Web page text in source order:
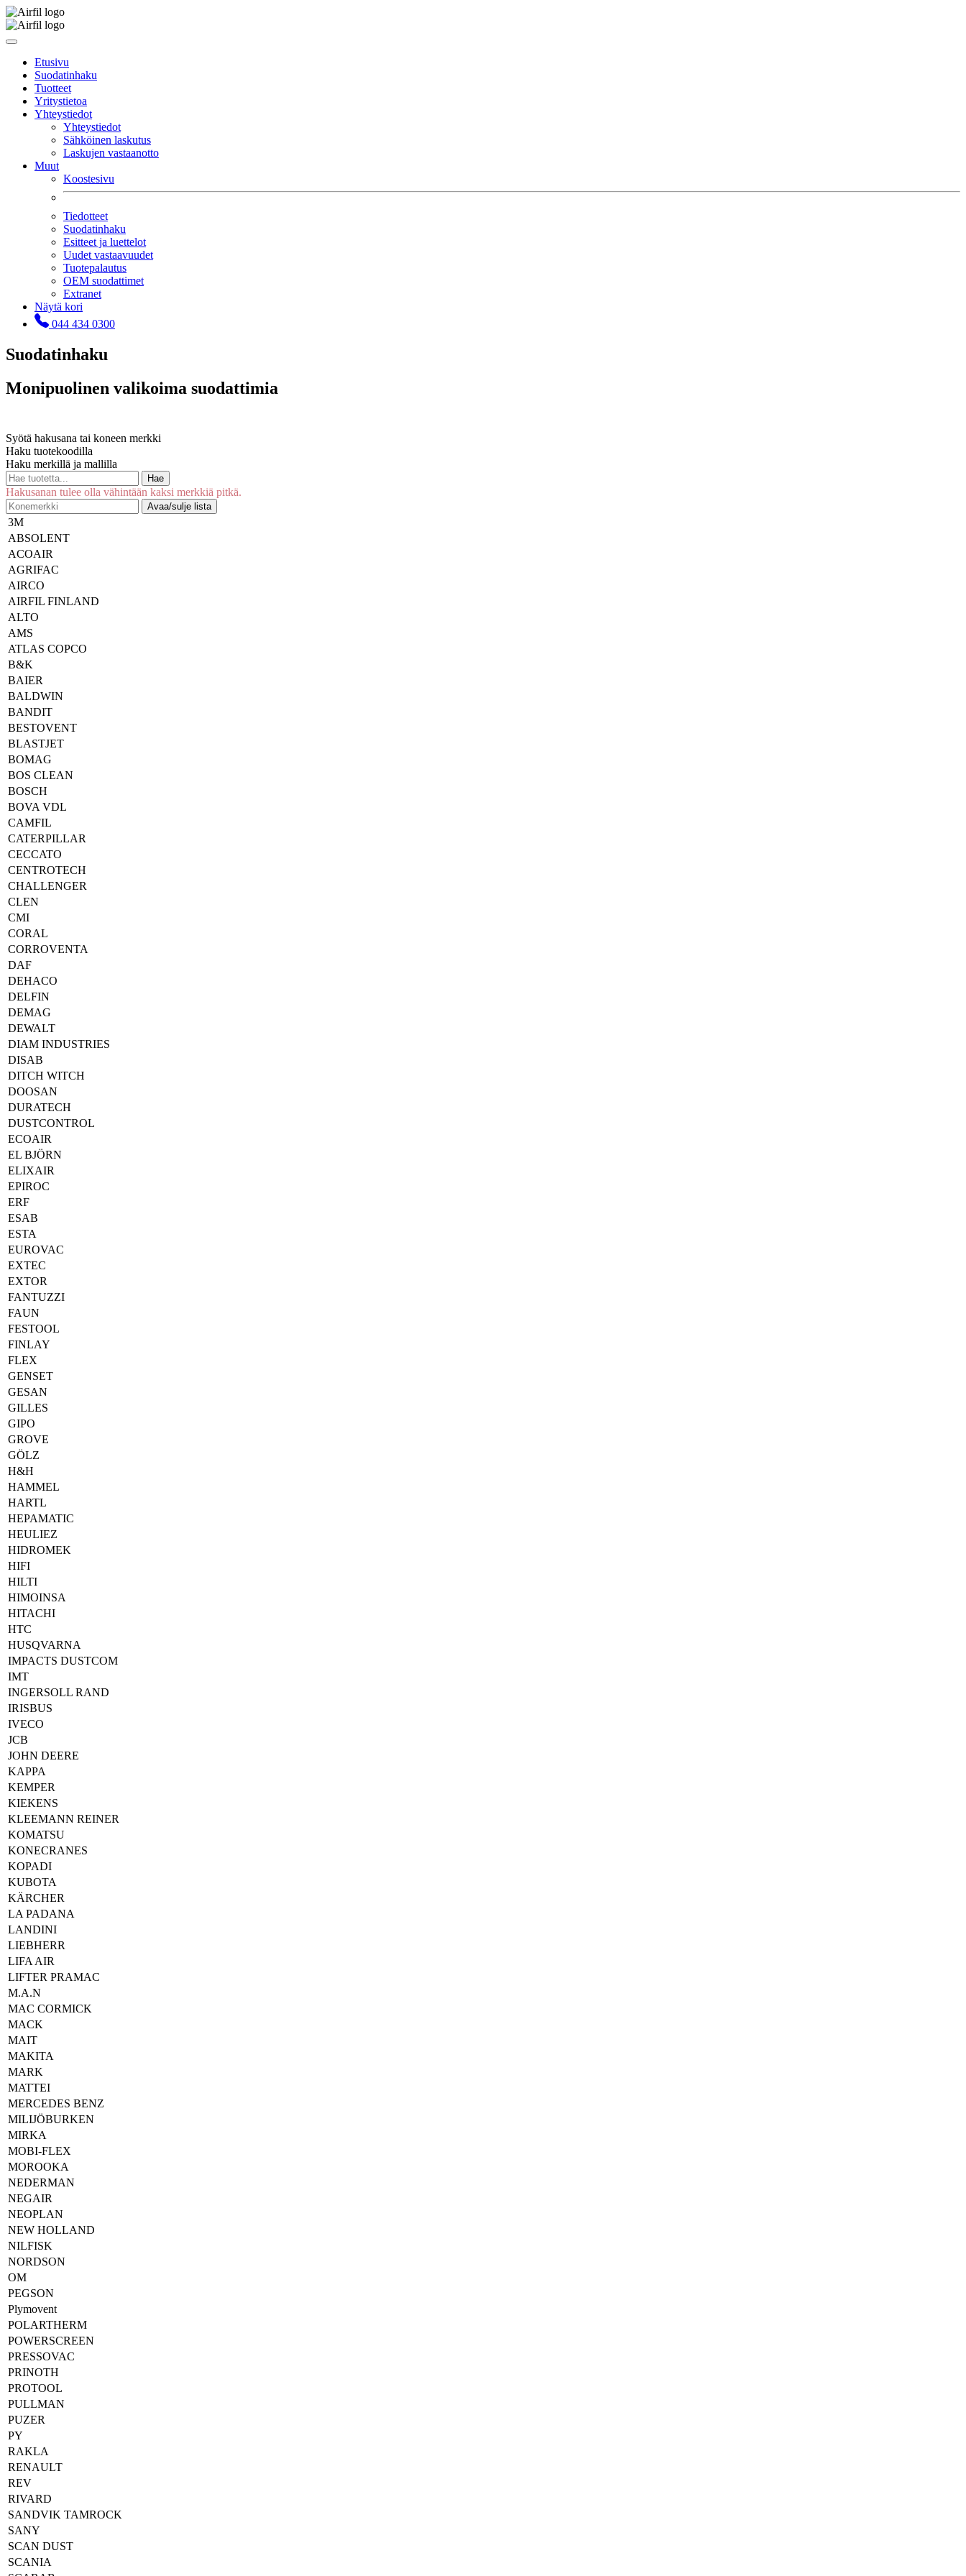
Etusivu
Suodatinhaku
Tuotteet
Yritystietoa
Yhteystiedot
Yhteystiedot
Sähköinen laskutus
Laskujen vastaanotto
Muut
Koostesivu
Tiedotteet
Suodatinhaku
Esitteet ja luettelot
Uudet vastaavuudet
Tuotepalautus
OEM suodattimet
Extranet
Näytä kori
044 434 0300
Suodatinhaku
Monipuolinen valikoima suodattimia
Syötä hakusana tai koneen merkki
Haku tuotekoodilla
Haku merkillä ja mallilla
Hae
Hakusanan tulee olla vähintään kaksi merkkiä pitkä.
Avaa/sulje lista
3M
ABSOLENT
ACOAIR
AGRIFAC
AIRCO
AIRFIL FINLAND
ALTO
AMS
ATLAS COPCO
B&K
BAIER
BALDWIN
BANDIT
BESTOVENT
BLASTJET
BOMAG
BOS CLEAN
BOSCH
BOVA VDL
CAMFIL
CATERPILLAR
CECCATO
CENTROTECH
CHALLENGER
CLEN
CMI
CORAL
CORROVENTA
DAF
DEHACO
DELFIN
DEMAG
DEWALT
DIAM INDUSTRIES
DISAB
DITCH WITCH
DOOSAN
DURATECH
DUSTCONTROL
ECOAIR
EL BJÖRN
ELIXAIR
EPIROC
ERF
ESAB
ESTA
EUROVAC
EXTEC
EXTOR
FANTUZZI
FAUN
FESTOOL
FINLAY
FLEX
GENSET
GESAN
GILLES
GIPO
GROVE
GÖLZ
H&H
HAMMEL
HARTL
HEPAMATIC
HEULIEZ
HIDROMEK
HIFI
HILTI
HIMOINSA
HITACHI
HTC
HUSQVARNA
IMPACTS DUSTCOM
IMT
INGERSOLL RAND
IRISBUS
IVECO
JCB
JOHN DEERE
KAPPA
KEMPER
KIEKENS
KLEEMANN REINER
KOMATSU
KONECRANES
KOPADI
KUBOTA
KÄRCHER
LA PADANA
LANDINI
LIEBHERR
LIFA AIR
LIFTER PRAMAC
M.A.N
MAC CORMICK
MACK
MAIT
MAKITA
MARK
MATTEI
MERCEDES BENZ
MILIJÖBURKEN
MIRKA
MOBI-FLEX
MOROOKA
NEDERMAN
NEGAIR
NEOPLAN
NEW HOLLAND
NILFISK
NORDSON
OM
PEGSON
Plymovent
POLARTHERM
POWERSCREEN
PRESSOVAC
PRINOTH
PROTOOL
PULLMAN
PUZER
PY
RAKLA
RENAULT
REV
RIVARD
SANDVIK TAMROCK
SANY
SCAN DUST
SCANIA